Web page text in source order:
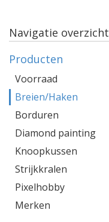
Navigatie overzicht
Producten
Voorraad
Breien/Haken
Borduren
Diamond painting
Knoopkussen
Strijkkralen
Pixelhobby
Merken